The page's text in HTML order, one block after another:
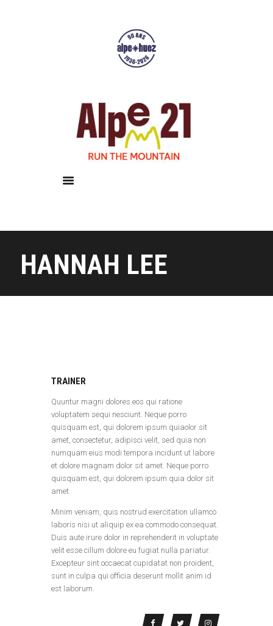
HANNAH LEE
Résultats
Galerie
Infos pratiques
TRAINER
Quuntur magni dolores eos qui ratione
voluptatem sequi nesciunt. Neque porro
quisquam est, qui dolorem ipsum quiaolor sit
amet, consectetur, adipisci velit, sed quia non
numquam eius modi tempora incidunt ut labore
et dolore magnam dolor sit amet. Neque porro
quisquam est, qui dolorem ipsum quia dolor sit
amet.
Minim veniam, quis nostrud exercitation ullamco
laboris nisi ut aliquip ex ea commodo consequat.
Duis aute irure dolor in reprehenderit in voluptate
velit esse cillum dolore eu fugiat nulla pariatur.
Excepteur sint occaecat cupidatat non proident,
sunt in culpa qui officia deserunt mollit anim id
est laborum.